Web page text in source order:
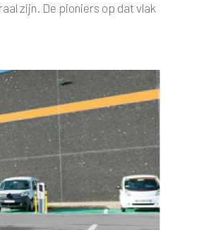
zijn. De pioniers op dat vlak